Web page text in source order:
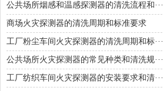
公共场所烟感和温感探测器的清洗流程和···
商场火灾探测器的清洗周期和标准要求
工厂粉尘车间火灾探测器的清洗周期和标···
公共场所火灾探测器的常见种类和清洗规···
工厂纺织车间火灾探测器的安装要求和清···